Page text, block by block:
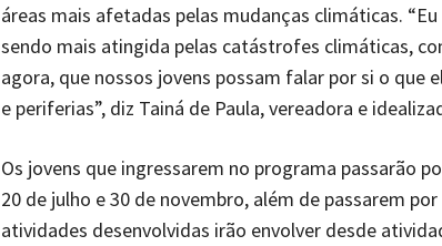
áreas mais afetadas pelas mudanças climáticas.
sendo mais atingida pelas catástrofes climáticas,
agora, que nossos jovens possam falar por si o que
e periferias”, diz Tainá de Paula, vereadora e
Os jovens que ingressarem no programa passarão
20 de julho e 30 de novembro, além de passarem
atividades desenvolvidas irão envolver desde